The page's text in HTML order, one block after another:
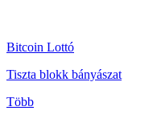
Bitcoin Lottó
Tiszta blokk bányászat
Több